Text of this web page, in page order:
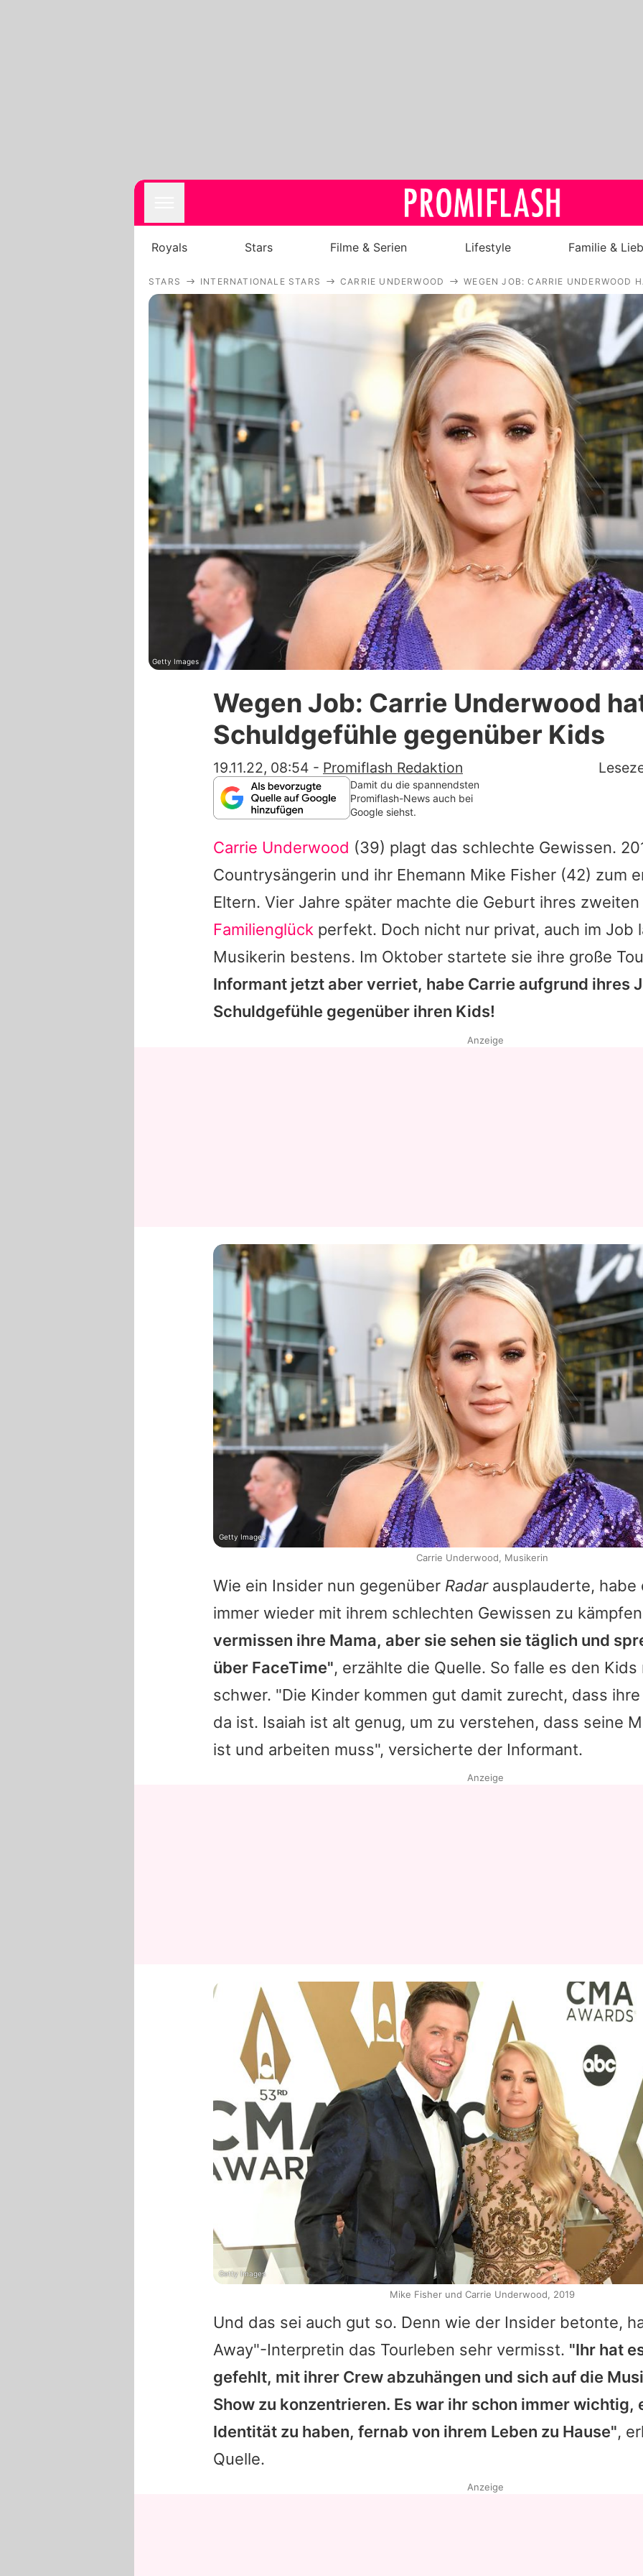
Royals
Stars
Filme & Serien
Familie & Liebe
Promiflash Exklusiv
Alle Themen auf Promiflash
Jobs
App runterladen
Team
Redaktionelle Richtlinien
Datenschutzerklärung
Nutzungsbedingungen
Utiq verwalten
Royals Stars Filme & Serien Lifestyle Familie &
STARS INTERNATIONALE STARS CARRIE UNDERWOOD WEGEN JOB: CARRIE UNDERWOOD
Getty Images
Wegen Job: Carrie Underwood
Schuldgefühle gegenüber Kids
19.11.22, 08:54 - Promiflash Redaktion
Damit du die spannendsten
Promiflash-News auch bei
Google siehst.
Carrie Underwood (39) plagt das schlechte Gewissen.
Countrysängerin und ihr Ehemann Mike Fisher (42) zum
Eltern. Vier Jahre später machte die Geburt ihres
Familienglück perfekt. Doch nicht nur privat, auch im Job
Musikerin bestens. Im Oktober startete sie ihre große
Informant jetzt aber verriet, habe Carrie aufgrund ihres
Schuldgefühle gegenüber ihren Kids!
Wie ein Insider nun gegenüber Radarausplauderte, habe
immer wieder mit ihrem schlechten Gewissen zu
vermissen ihre Mama, aber sie sehen sie täglich und
über FaceTime", erzählte die Quelle. So falle es den
schwer. "Die Kinder kommen gut damit zurecht, dass
da ist. Isaiah ist alt genug, um zu verstehen, dass seine
ist und arbeiten muss", versicherte der Informant.
Und das sei auch gut so. Denn wie der Insider betonte,
Away"-Interpretin das Tourleben sehr vermisst. "Ihr hat
gefehlt, mit ihrer Crew abzuhängen und sich auf die
Show zu konzentrieren. Es war ihr schon immer wichtig,
Identität zu haben, fernab von ihrem Leben zu Hause",
Quelle.
Anzeige
Getty Images
Carrie Underwood, Musikerin
Anzeige
Getty Images
Mike Fisher und Carrie Underwood, 2019
Anzeige